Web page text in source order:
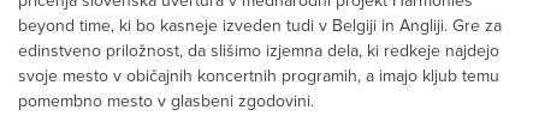
beyond time, ki bo kasneje izveden tudi v Belgiji in Angliji. Gre za
edinstveno priložnost, da slišimo izjemna dela, ki redkeje najdejo
svoje mesto v običajnih koncertnih programih, a imajo kljub temu
pomembno mesto v glasbeni zgodovini.